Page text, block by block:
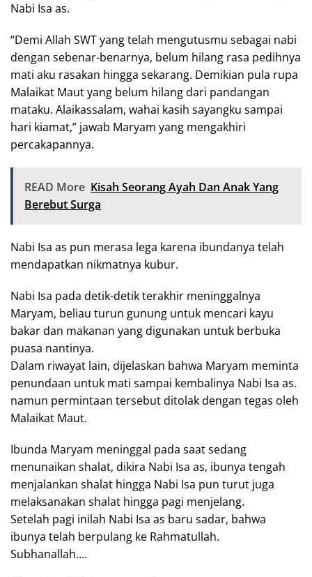
Nabi Isa as.
“Demi Allah SWT yang telah mengutusmu sebagai nabi
dengan sebenar-benarnya, belum hilang rasa pedihnya
mati aku rasakan hingga sekarang. Demikian pula rupa
Malaikat Maut yang belum hilang dari pandangan
mataku. Alaikassalam, wahai kasih sayangku sampai
hari kiamat,” jawab Maryam yang mengakhiri
percakapannya.
READ More Kisah Seorang Ayah Dan Anak Yang
Berebut Surga
Nabi Isa as pun merasa lega karena ibundanya telah
mendapatkan nikmatnya kubur.
Nabi Isa pada detik-detik terakhir meninggalnya
Maryam, beliau turun gunung untuk mencari kayu
bakar dan makanan yang digunakan untuk berbuka
puasa nantinya.
Dalam riwayat lain, dijelaskan bahwa Maryam meminta
penundaan untuk mati sampai kembalinya Nabi Isa as.
namun permintaan tersebut ditolak dengan tegas oleh
Malaikat Maut.
Ibunda Maryam meninggal pada saat sedang
menunaikan shalat, dikira Nabi Isa as, ibunya tengah
menjalankan shalat hingga Nabi Isa pun turut juga
melaksanakan shalat hingga pagi menjelang.
Setelah pagi inilah Nabi Isa as baru sadar, bahwa
ibunya telah berpulang ke Rahmatullah.
Subhanallah….